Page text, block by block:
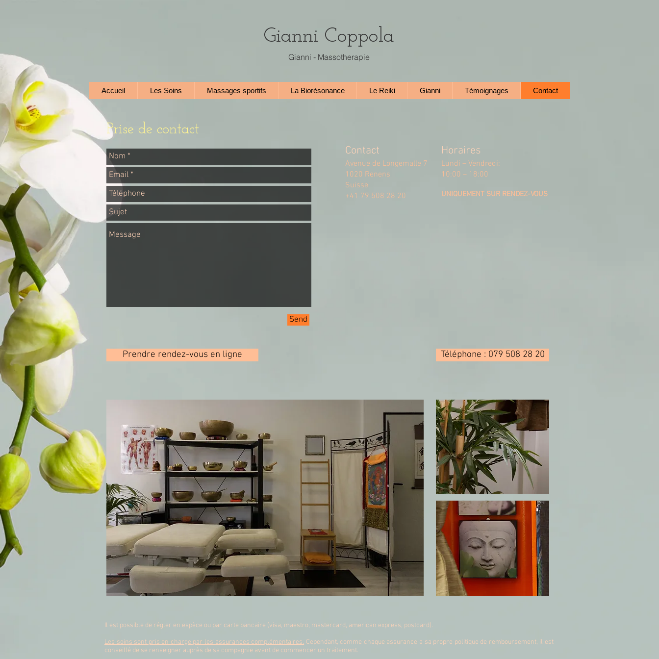
Gianni Coppola
Gianni - Massotherapie
Accueil Les Soins Massages sportifs La Biorésonance Le Reiki Gianni Témoignages Contact
Prise de contact
Send
Prendre rendez-vous en ligne
Horaires
Lundi – Vendredi:
10:00 – 18:00
UNIQUEMENT SUR RENDEZ-VOUS
Contact
Avenue de Longemalle 7
1020 Renens
Suisse
+41 79 508 28 20
Téléphone : 079 508 28 20
Il est possible de régler en espèce ou par carte bancaire (visa, maestro, mastercard, american express, postcard).
Les soins sont pris en charge par les assurances complémentaires. Cependant, comme chaque assurance a sa propre politique de remboursement, il est
conseillé de se renseigner auprès de sa compagnie avant de commencer un traitement.